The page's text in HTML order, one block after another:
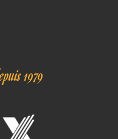
1979